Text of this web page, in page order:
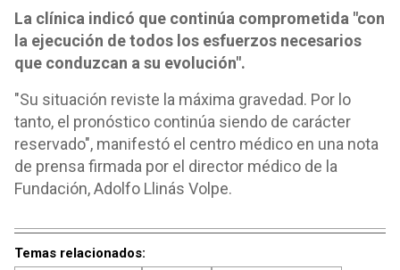
La clínica indicó que continúa comprometida "con
la ejecución de todos los esfuerzos necesarios
que conduzcan a su evolución".
"Su situación reviste la máxima gravedad. Por lo
tanto, el pronóstico continúa siendo de carácter
reservado", manifestó el centro médico en una nota
de prensa firmada por el director médico de la
Fundación, Adolfo Llinás Volpe.
Temas relacionados: